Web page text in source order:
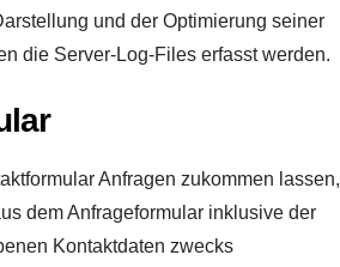
und der Optimierung seiner
die Server-Log-Files erfasst werden.
Anfragen zukommen lassen,
dem Anfrageformular inklusive der
Kontaktdaten zwecks